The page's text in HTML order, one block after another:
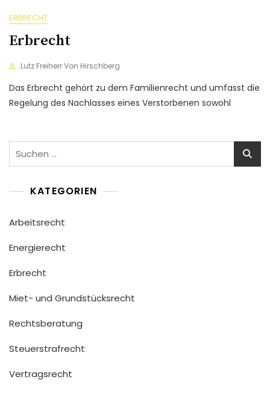
ERBRECHT
Erbrecht
Lutz Freiherr Von Hirschberg
Das Erbrecht gehört zu dem Familienrecht und umfasst die
Regelung des Nachlasses eines Verstorbenen sowohl
Suchen
KATEGORIEN
Arbeitsrecht
Energierecht
Erbrecht
Miet- und Grundstücksrecht
Rechtsberatung
Steuerstrafrecht
Vertragsrecht